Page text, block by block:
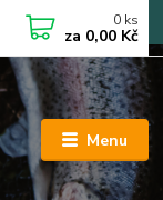
Menu
0 ks
za 0,00 Kč